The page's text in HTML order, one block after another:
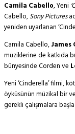
Camila Cabello, Yeni
Cabello,Sony Pictures
yeniden uyarlanan
Camila Cabello,James
müziklerine de katkıda
bünyesinde Corden ve
Yeni ‘Cinderella’ filmi,
öyküsünün müzikal bir
gerekli çalışmalara